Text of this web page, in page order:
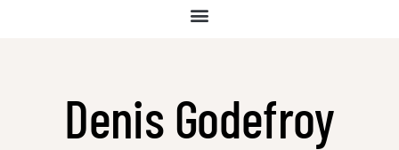
Denis Godefroy